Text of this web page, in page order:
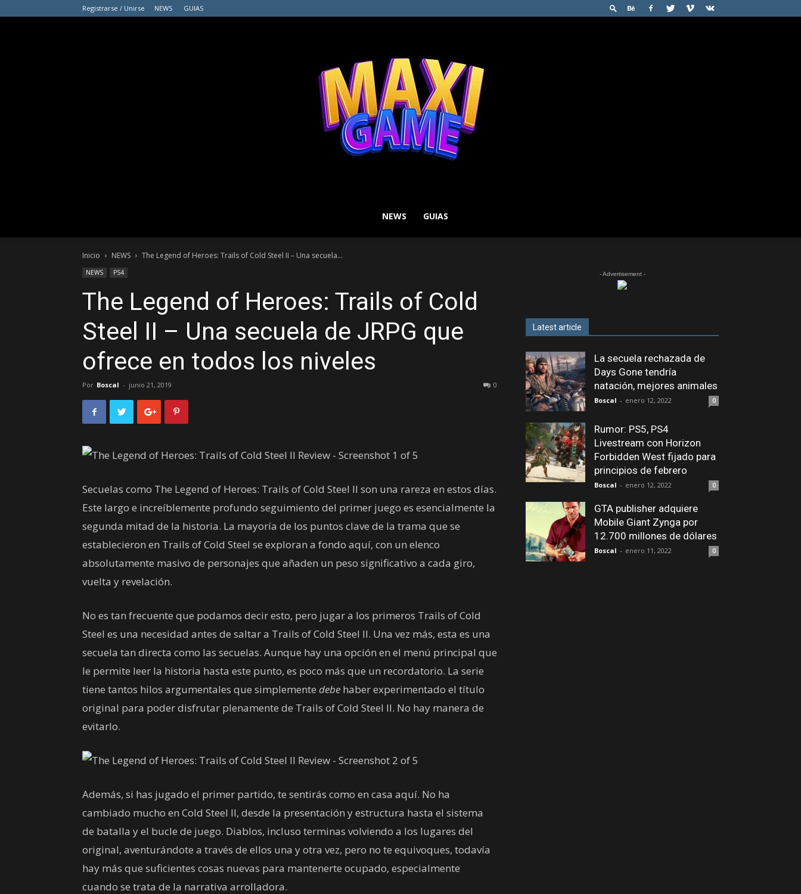
Registrarse / Unirse NEWS GUIAS
GAME
NEWS GUIAS
Inicio NEWS The Legend of Heroes: Trails of Cold Steel II – Una secuela...
NEWS PS4
The Legend of Heroes: Trails of Cold
Steel II – Una secuela de JRPG que
ofrece en todos los niveles
Por Boscal - junio 21, 2019 0
Secuelas como The Legend of Heroes: Trails of Cold Steel II son una rareza en estos días.
Este largo e increíblemente profundo seguimiento del primer juego es esencialmente la
segunda mitad de la historia. La mayoría de los puntos clave de la trama que se
establecieron en Trails of Cold Steel se exploran a fondo aquí, con un elenco
absolutamente masivo de personajes que añaden un peso significativo a cada giro,
vuelta y revelación.
No es tan frecuente que podamos decir esto, pero jugar a los primeros Trails of Cold
Steel es una necesidad antes de saltar a Trails of Cold Steel II. Una vez más, esta es una
secuela tan directa como las secuelas. Aunque hay una opción en el menú principal que
le permite leer la historia hasta este punto, es poco más que un recordatorio. La serie
tiene tantos hilos argumentales que simplemente debe haber experimentado el título
original para poder disfrutar plenamente de Trails of Cold Steel II. No hay manera de
evitarlo.
Además, si has jugado el primer partido, te sentirás como en casa aquí. No ha
cambiado mucho en Cold Steel II, desde la presentación y estructura hasta el sistema
de batalla y el bucle de juego. Diablos, incluso terminas volviendo a los lugares del
original, aventurándote a través de ellos una y otra vez, pero no te equivoques, todavía
hay más que suficientes cosas nuevas para mantenerte ocupado, especialmente
cuando se trata de la narrativa arrolladora.
- Advertisement -
Latest article
La secuela rechazada de
Days Gone tendría
natación, mejores animales
Boscal - enero 12, 2022 0
Rumor: PS5, PS4
Livestream con Horizon
Forbidden West fijado para
principios de febrero
Boscal - enero 12, 2022 0
GTA publisher adquiere
Mobile Giant Zynga por
12.700 millones de dólares
Boscal - enero 11, 2022 0